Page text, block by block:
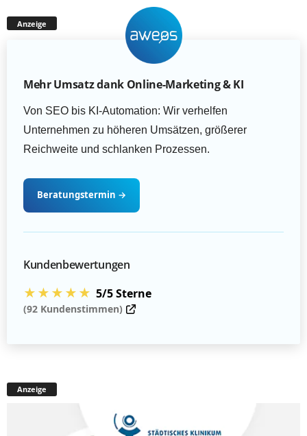
Anzeige
Mehr Umsatz dank Online-Marketing & KI
Von SEO bis KI-Automation: Wir verhelfen
Unternehmen zu höheren Umsätzen, größerer
Reichweite und schlanken Prozessen.
Beratungstermin →
Kundenbewertungen
★★★★★ 5/5 Sterne
(92 Kundenstimmen)
Anzeige